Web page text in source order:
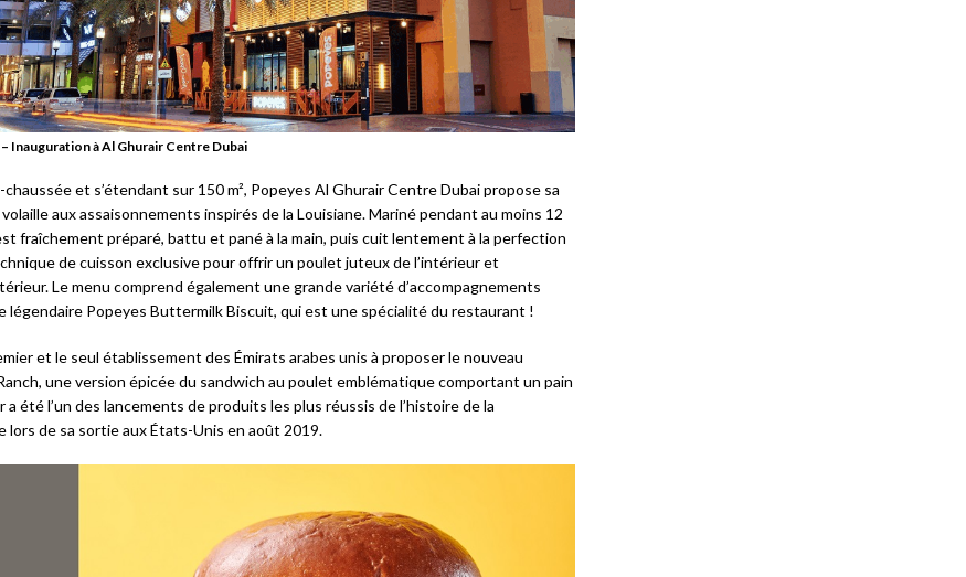
Inauguration à Al Ghurair Centre Dubai
et s’étendant sur 150 m², Popeyes Al Ghurair Centre Dubai propose sa
aux assaisonnements inspirés de la Louisiane. Mariné pendant au moins 12
fraîchement préparé, battu et pané à la main, puis cuit lentement à la perfection
de cuisson exclusive pour offrir un poulet juteux de l’intérieur et
Le menu comprend également une grande variété d’accompagnements
légendaire Popeyes Buttermilk Biscuit, qui est une spécialité du restaurant !
et le seul établissement des Émirats arabes unis à proposer le nouveau
une version épicée du sandwich au poulet emblématique comportant un pain
a été l’un des lancements de produits les plus réussis de l’histoire de la
lors de sa sortie aux États-Unis en août 2019.